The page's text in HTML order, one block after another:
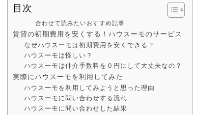
目次
合わせて読みたいおすすめ記事
賃貸の初期費用を安くする！ハウスーモのサービス
なぜハウスーモは初期費用を安くできる？
ハウスーモは怪しい？
ハウスーモは仲介手数料を０円にして大丈夫なの？
実際にハウスーモを利用してみた
ハウスーモを利用してみようと思った理由
ハウスーモに問い合わせする流れ
ハウスーモに問い合わせした結果